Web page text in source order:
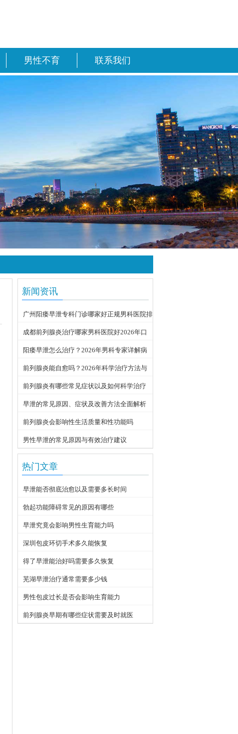
男性不育 联系我们
新闻资讯
广州阳痿早泄专科门诊哪家好正规男科医院排
名
成都前列腺炎治疗哪家男科医院好2026年口
碑推荐
阳痿早泄怎么治疗？2026年男科专家详解病
因与科学用药方案
前列腺炎能自愈吗？2026年科学治疗方法与
日常护理指南
前列腺炎有哪些常见症状以及如何科学治疗
早泄的常见原因、症状及改善方法全面解析
前列腺炎会影响性生活质量和性功能吗
男性早泄的常见原因与有效治疗建议
热门文章
早泄能否彻底治愈以及需要多长时间
勃起功能障碍常见的原因有哪些
早泄究竟会影响男性生育能力吗
深圳包皮环切手术多久能恢复
得了早泄能治好吗需要多久恢复
芜湖早泄治疗通常需要多少钱
男性包皮过长是否会影响生育能力
前列腺炎早期有哪些症状需要及时就医